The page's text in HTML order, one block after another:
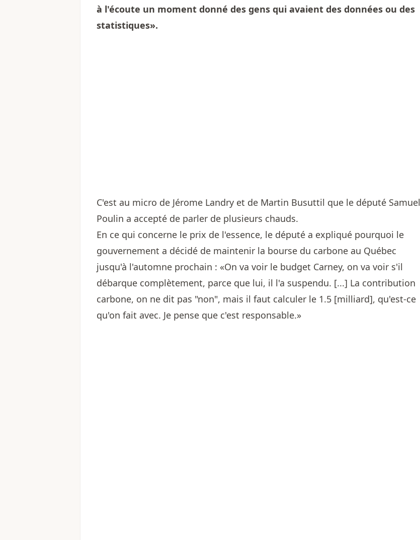
à l'écoute un moment donné des gens qui avaient des données ou des
statistiques».
C'est au micro de Jérome Landry et de Martin Busuttil que le député Samuel
Poulin a accepté de parler de plusieurs chauds.
En ce qui concerne le prix de l'essence, le député a expliqué pourquoi le
gouvernement a décidé de maintenir la bourse du carbone au Québec
jusqu'à l'automne prochain : «On va voir le budget Carney, on va voir s'il
débarque complètement, parce que lui, il l'a suspendu. [...] La contribution
carbone, on ne dit pas "non", mais il faut calculer le 1.5 [milliard], qu'est-ce
qu'on fait avec. Je pense que c'est responsable.»